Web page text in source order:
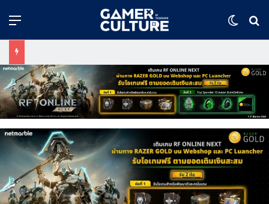
Menu